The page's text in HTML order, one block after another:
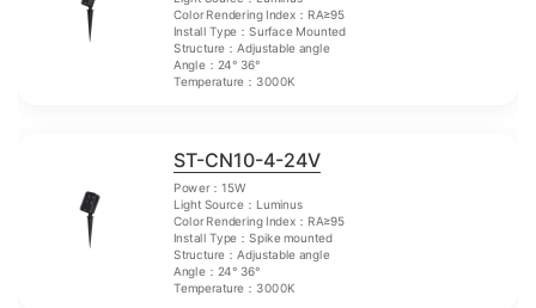
Color Rendering Index：RA≥95
Install Type：Surface Mounted
Structure：Adjustable angle
Angle：24° 36°
Temperature：3000K
ST-CN10-4-24V
Power：15W
Light Source：Luminus
Color Rendering Index：RA≥95
Install Type：Spike mounted
Structure：Adjustable angle
Angle：24° 36°
Temperature：3000K